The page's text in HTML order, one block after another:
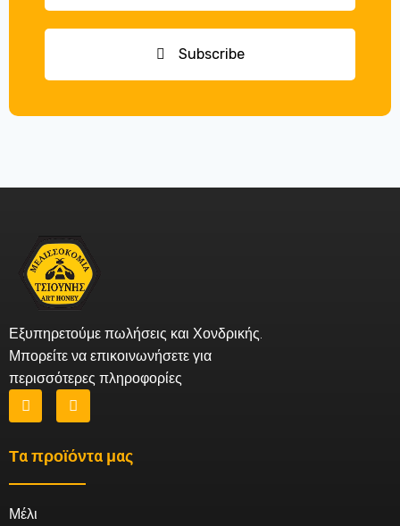
Subscribe
Εξυπηρετούμε πωλήσεις και Χονδρικής.
Μπορείτε να επικοινωνήσετε για
περισσότερες πληροφορίες
Τα προϊόντα μας
Μέλι